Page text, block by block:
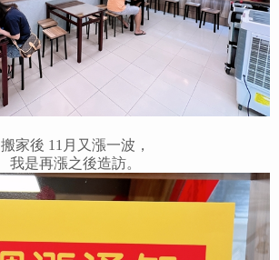
搬家後 11月又漲一波，
我是再漲之後造訪。